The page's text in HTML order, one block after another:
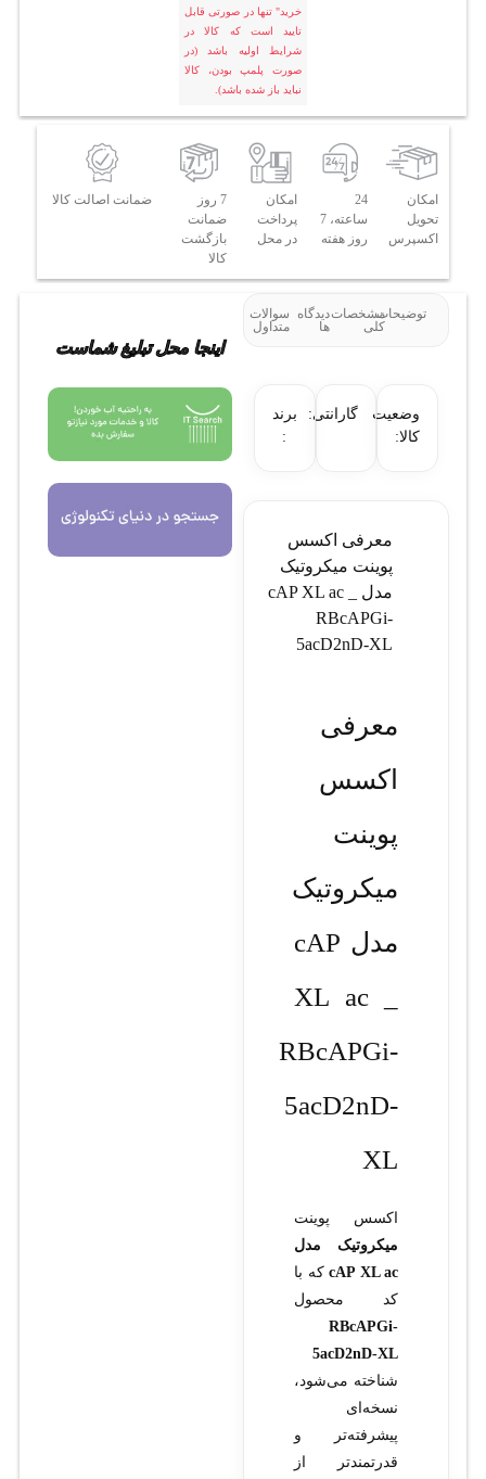
خرید" تنها در صورتی قابل
تایید است که کالا در
شرایط اولیه باشد (در
صورت پلمپ بودن، کالا
نباید باز شده باشد).
امکان
تحویل
اکسپرس
24
ساعته، 7
روز هفته
امکان
پرداخت
در محل
7 روز
ضمانت
بازگشت
کالا
ضمانت اصالت کالا
توضیحاتمشخصات
کلی
دیدگاه
ها
سوالات
متداول
وضعیت
کالا:
گارانتی:
برند
:
معرفی اکسس
پوینت میکروتیک
مدل cAP XL ac _
RBcAPGi-
5acD2nD-XL
معرفی
اکسس
پوینت
میکروتیک
مدل cAP
XL ac _
RBcAPGi-
5acD2nD-
XL
اکسس پوینت
میکروتیک مدل
cAP XL acکه با
کد محصول
RBcAPGi-
5acD2nD-XL
شناخته می‌شود،
نسخه‌ای
پیشرفته‌تر و
قدرتمندتر از
اینجا محل تبلیغ شماست